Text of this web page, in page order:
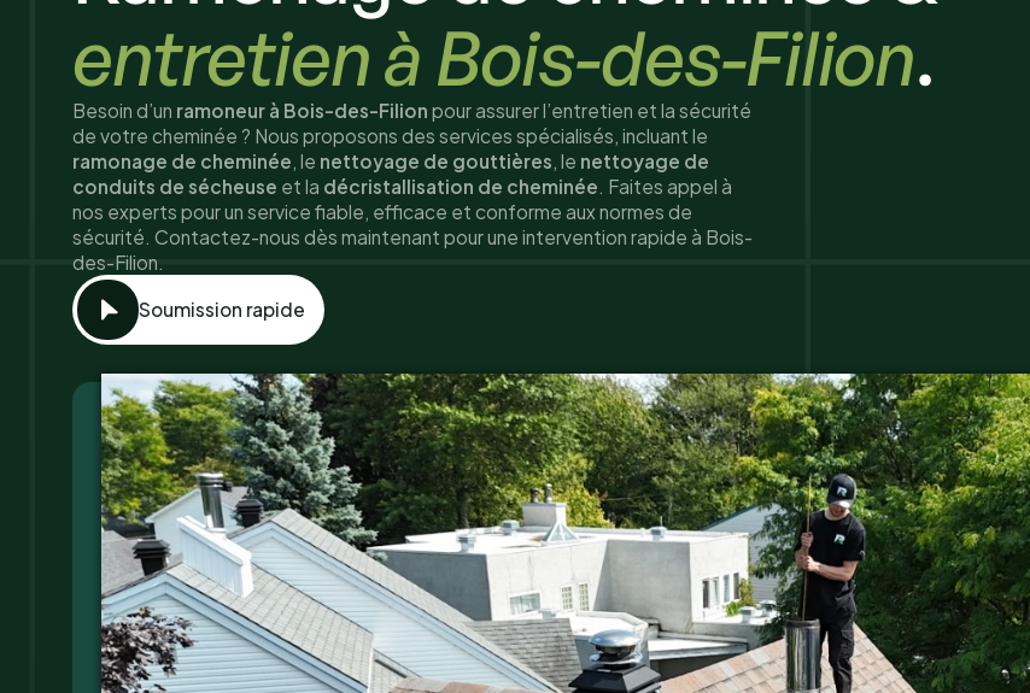
entretien à Bois-des-Filion.
Besoin d’un ramoneur à Bois-des-Filion pour assurer l’entretien et la sécurité
de votre cheminée ? Nous proposons des services spécialisés, incluant le
ramonage de cheminée , le nettoyage de gouttières , le nettoyage de
conduits de sécheuse et la décristallisation de cheminée . Faites appel à
nos experts pour un service fiable, efficace et conforme aux normes de
sécurité. Contactez-nous dès maintenant pour une intervention rapide à Bois-
des-Filion.
Soumission rapide